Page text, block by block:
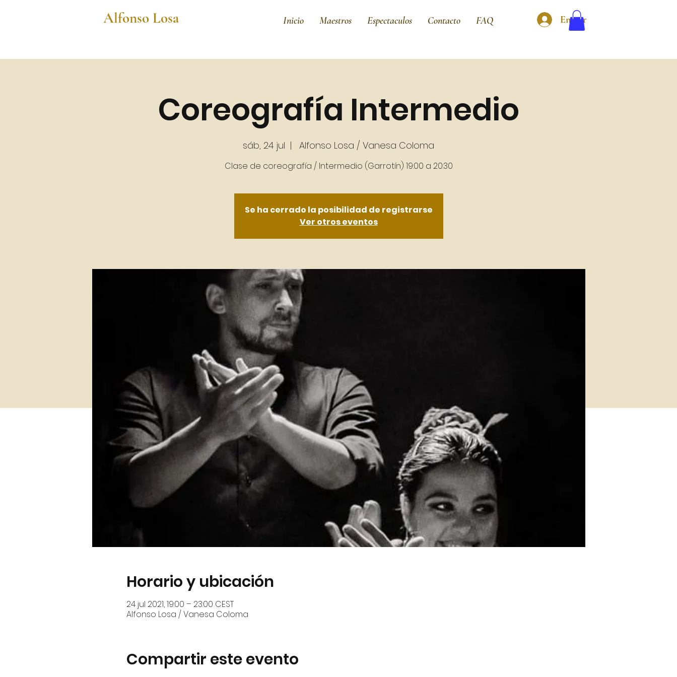
Alfonso Losa Inicio Maestros Espectaculos Contacto FAQ Entrar
Coreografía Intermedio
sáb, 24 jul
  |
Alfonso Losa / Vanesa Coloma
Clase de coreografía / Intermedio (Garrotín) 19:00 a 20:30
Se ha cerrado la posibilidad de registrarse
Ver otros eventos
Horario y ubicación
24 jul 2021, 19:00 – 23:00 CEST
Alfonso Losa / Vanesa Coloma
Compartir este evento